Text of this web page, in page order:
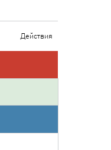
Действия